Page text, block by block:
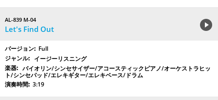
AL-839 M-04
Let's Find Out
Full
イージーリスニング
バイオリン/シンセサイザー/アコースティックピアノ/オーケストラヒッ
ト/シンセパッド/エレキギター/エレキベース/ドラム
3:19